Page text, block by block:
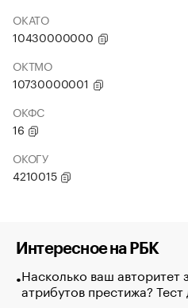
ОКАТО
10430000000
ОКТМО
10730000001
ОКФС
16
ОКОГУ
4210015
Интересное на РБК
Насколько ваш авторитет
атрибутов престижа?